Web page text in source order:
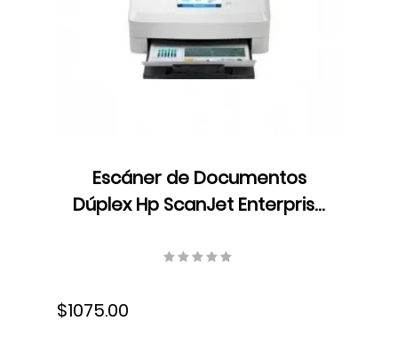
Escáner de Documentos
Dúplex Hp ScanJet Enterprise
Velocidad 75 ppm/150 ipm,
$1075.00